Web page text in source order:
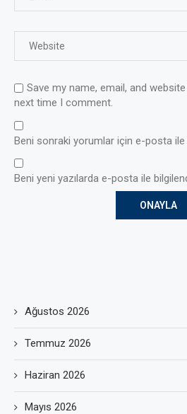
Save my name, email, and
next time I comment.
Beni sonraki yorumlar için e-posta ile
Beni yeni yazılarda e-posta ile
Ağustos 2026
Temmuz 2026
Haziran 2026
Mayıs 2026